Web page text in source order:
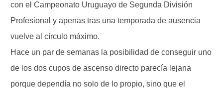
con el Campeonato Uruguayo de Segunda División
Profesional y apenas tras una temporada de ausencia
vuelve al círculo máximo.
Hace un par de semanas la posibilidad de conseguir uno
de los dos cupos de ascenso directo parecía lejana
porque dependía no solo de lo propio, sino que el